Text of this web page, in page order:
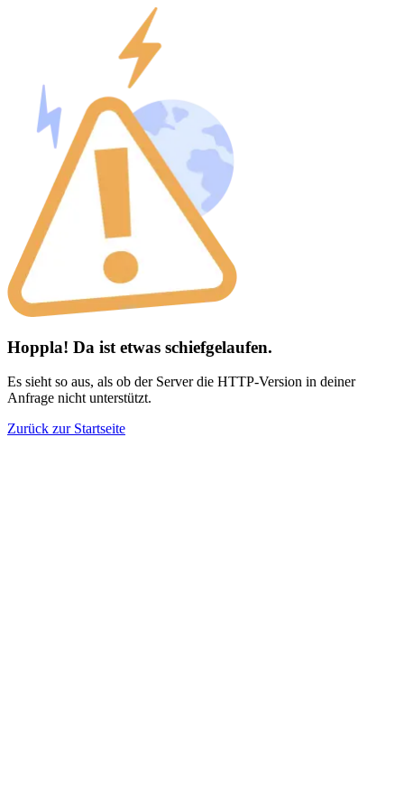
Hoppla! Da ist etwas schiefgelaufen.
Es sieht so aus, als ob der Server die HTTP-Version in deiner
Anfrage nicht unterstützt.
Zurück zur Startseite